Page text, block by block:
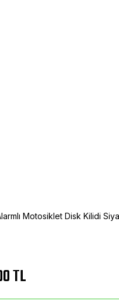
Motosiklet Disk Kilidi
TL